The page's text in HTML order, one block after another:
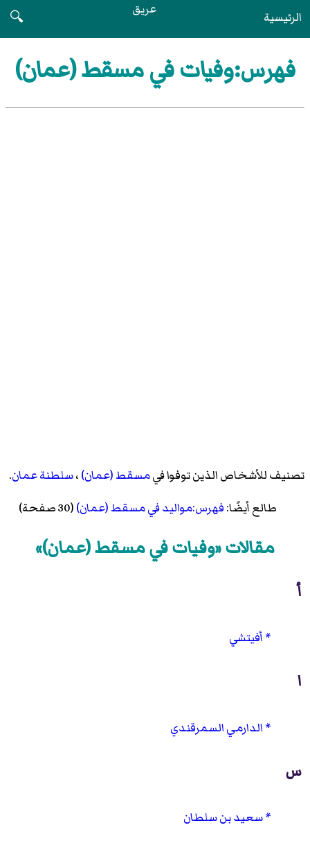
الرئيسية عريق
🔍
فهرس:وفيات في مسقط (عمان)
تصنيف للأشخاص الذين توفوا فيمسقط (عمان)،سلطنة عمان.
طالع أيضًا:فهرس:مواليد في مسقط (عمان)(30 صفحة)
مقالات «وفيات في مسقط (عمان)»
أ
أفيتشي
ا
الدارمي السمرقندي
س
سعيد بن سلطان